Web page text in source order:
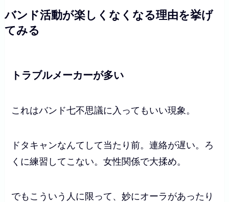
バンド活動が楽しくなくなる理由を挙げ
てみる
トラブルメーカーが多い
これはバンド七不思議に入ってもいい現象。
ドタキャンなんてして当たり前。連絡が遅い。ろ
くに練習してこない。女性関係で大揉め。
でもこういう人に限って、妙にオーラがあったり